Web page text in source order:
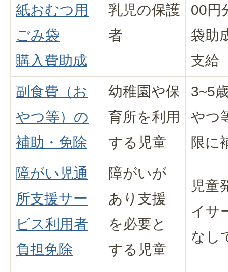
紙おむつ用
ごみ袋
購入費助成
乳児の保護
者
00円
袋助
支給
副食費（お
やつ等）の
補助・免除
幼稚園や保
育所を利用
する児童
3~5
やつ
限に
障がい児通
所支援サー
ビス利用者
負担免除
障がいが
あり支援
を必要と
する児童
児童
イサ
なし